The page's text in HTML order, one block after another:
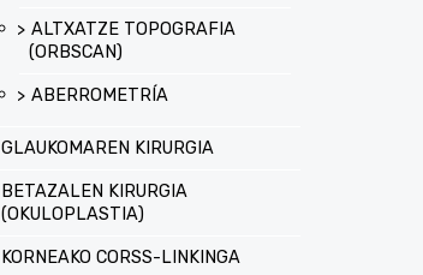
ALTXATZE TOPOGRAFIA
(ORBSCAN)
ABERROMETRÍA
GLAUKOMAREN KIRURGIA
BETAZALEN KIRURGIA
(OKULOPLASTIA)
KORNEAKO CORSS-LINKINGA